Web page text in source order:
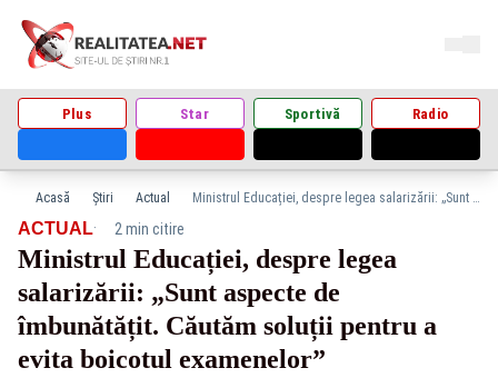
Plus Star Sportivă Radio
Acasă Știri Actual Ministrul Educației, despre legea salarizării: „Sunt aspecte de îmbunătățit. Căutăm soluții pentru a evita boicotul examenelor”
ACTUAL· 2 min citire
Ministrul Educației, despre legea
salarizării: „Sunt aspecte de
îmbunătățit. Căutăm soluții pentru a
evita boicotul examenelor”